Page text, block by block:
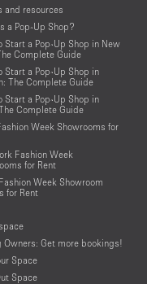
and resources
a Pop-Up Shop?
Start a Pop-Up Shop in New
Complete Guide
Start a Pop-Up Shop in
The Complete Guide
Start a Pop-Up Shop in
Complete Guide
Week Showrooms for
Fashion Week
for Rent
Week Showroom
for Rent
Owners: Get more bookings!
Space
Space